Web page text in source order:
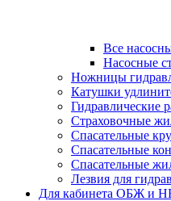
Все
Насосные
Ножницы
Катушки
Гидравлические
Страховочные
Спасательные
Спасательные
Спасательные
Лезвия для
Для кабинета ОБЖ и